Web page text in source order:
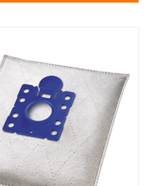
69,99 lei.